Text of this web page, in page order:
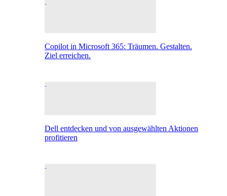
Copilot in Microsoft 365: Träumen. Gestalten.
Ziel erreichen.
Dell entdecken und von ausgewählten Aktionen
profitieren